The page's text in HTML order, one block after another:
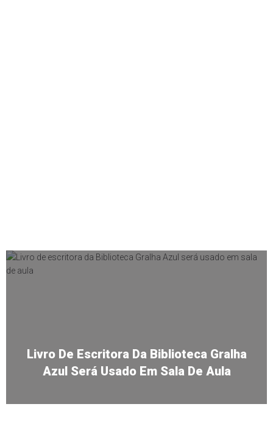
Livro De Escritora Da Biblioteca Gralha
Azul Será Usado Em Sala De Aula